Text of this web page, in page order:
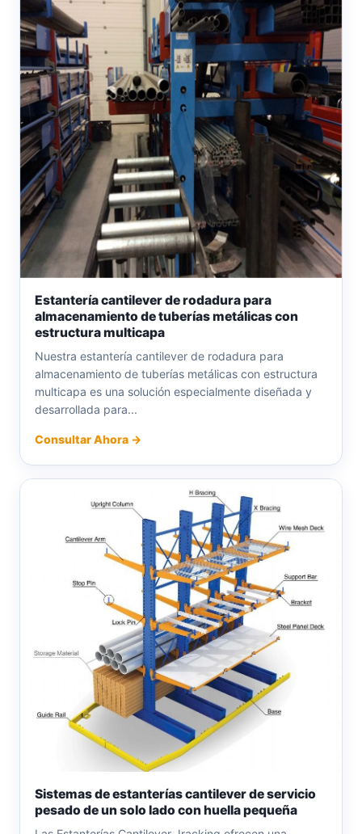
Estantería cantilever de rodadura para
almacenamiento de tuberías metálicas con
estructura multicapa
Nuestra estantería cantilever de rodadura para
almacenamiento de tuberías metálicas con estructura
multicapa es una solución especialmente diseñada y
desarrollada para...
Consultar Ahora →
Sistemas de estanterías cantilever de servicio
pesado de un solo lado con huella pequeña